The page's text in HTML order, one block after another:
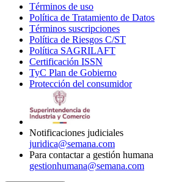
Términos de uso
in
new
window
Política de Tratamiento de Datos
Términos suscripciones
in
Política de Riesgos C/ST
Política SAGRILAFT
new
window
Certificación ISSN
in
new
TyC Plan de Gobierno
in
Protección del consumidorOpens
Notificaciones judiciales
juridica@semana.com
Para contactar a gestión humana
gestionhumana@semana.com